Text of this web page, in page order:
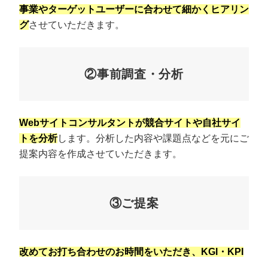
事業やターゲットユーザーに合わせて細かくヒアリン
グさせていただきます。
②事前調査・分析
Webサイトコンサルタントが競合サイトや自社サイ
トを分析します。分析した内容や課題点などを元にご
提案内容を作成させていただきます。
③ご提案
改めてお打ち合わせのお時間をいただき、KGI・KPI